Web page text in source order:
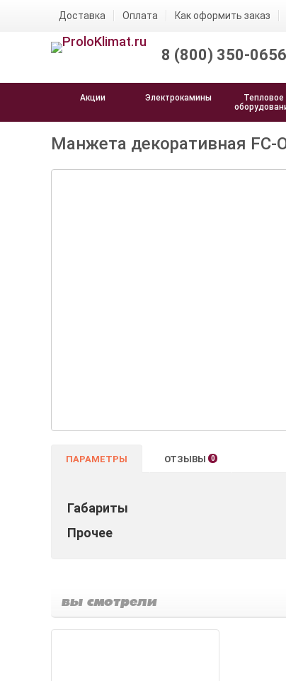
Доставка Оплата Как оформить заказ
8 (800) 350-0656
Акции Электрокамины
Тепловое
Манжета декоративная FC-
ПАРАМЕТРЫ ОТЗЫВЫ 0
Габариты
Прочее
вы смотрели